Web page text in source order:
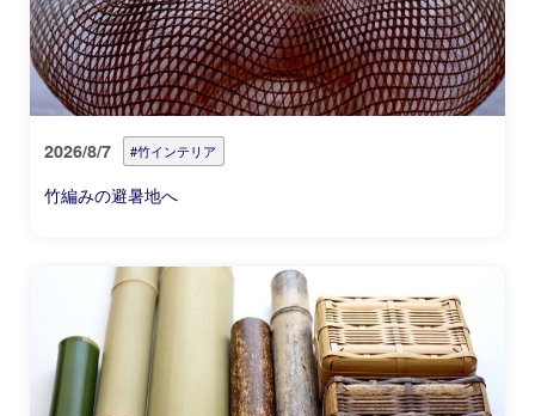
2026/8/7 #竹インテリア
竹編みの避暑地へ